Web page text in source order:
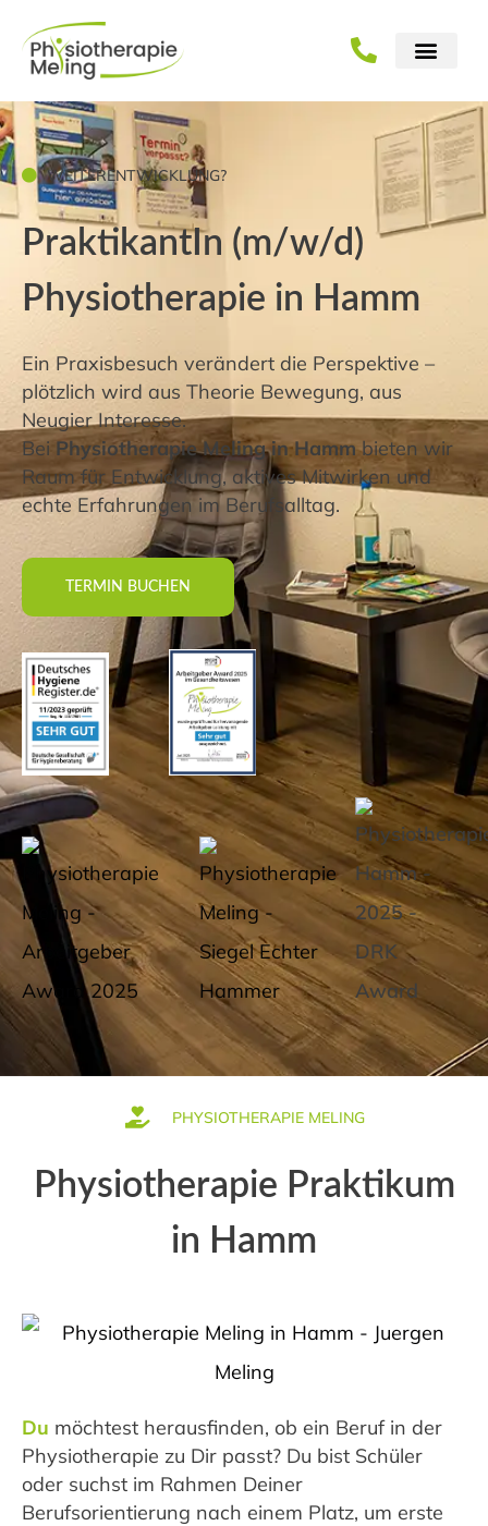
WEITERENTWICKLUNG?
PraktikantIn (m/w/d)
Physiotherapie in Hamm
Ein Praxisbesuch verändert die Perspektive –
plötzlich wird aus Theorie Bewegung, aus
Neugier Interesse.
Bei Physiotherapie Meling in Hammbieten wir
Raum für Entwicklung, aktives Mitwirken und
echte Erfahrungen im Berufsalltag.
TERMIN BUCHEN
PHYSIOTHERAPIE MELING
Physiotherapie Praktikum
in Hamm
Du möchtest herausfinden, ob ein Beruf in der
Physiotherapie zu Dir passt? Du bist Schüler
oder suchst im Rahmen Deiner
Berufsorientierung nach einem Platz, um erste